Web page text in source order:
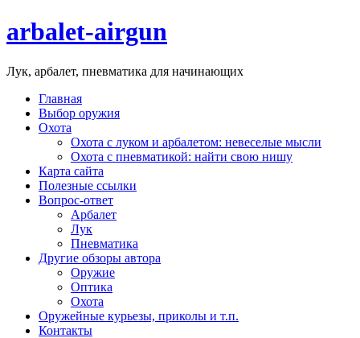
arbalet-airgun
Лук, арбалет, пневматика для начинающих
Главная
Выбор оружия
Охота
Охота с луком и арбалетом: невеселые мысли
Охота с пневматикой: найти свою нишу
Карта сайта
Полезные ссылки
Вопрос-ответ
Арбалет
Лук
Пневматика
Другие обзоры автора
Оружие
Оптика
Охота
Оружейные курьезы, приколы и т.п.
Контакты